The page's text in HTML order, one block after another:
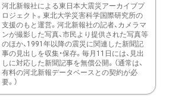
河北新報社による東日本大震災アーカイブプ
ロジェクト。東北大学災害科学国際研究所の
支援のもと運営。河北新報社の記者、カメラマ
ンが撮影した写真、市民より提供された写真等
のほか、1991年以降の震災に関連した新聞記
事の見出しを収集・保存。毎月11日には、見出
しに対応した新聞記事を無償公開。（通常は、
有料の河北新報データベースとの契約が必
要。）